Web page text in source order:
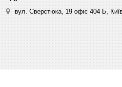
вул. Сверстюка, 19 офіс 404 Б,